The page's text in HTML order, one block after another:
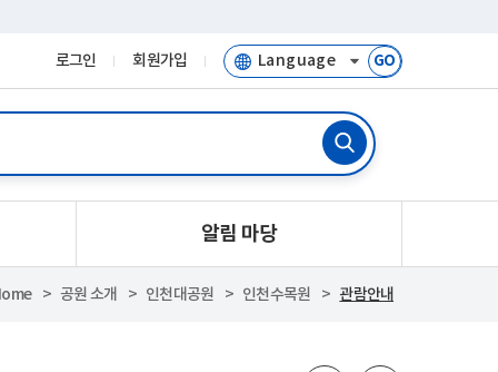
로그인 회원가입 GO
알림 마당
공원 소개 인천대공원 인천수목원 관람안내